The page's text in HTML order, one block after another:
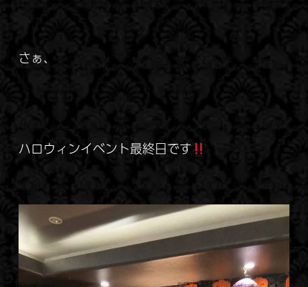
さぁ、
ハロウィンイベント最終日です